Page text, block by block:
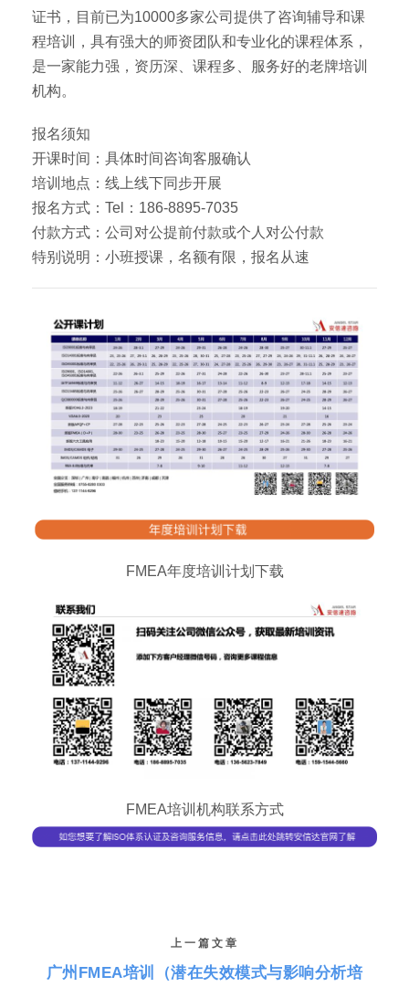
证书，目前已为10000多家公司提供了咨询辅导和课
程培训，具有强大的师资团队和专业化的课程体系，
是一家能力强，资历深、课程多、服务好的老牌培训
机构。
报名须知
开课时间：具体时间咨询客服确认
培训地点：线上线下同步开展
报名方式：Tel：186-8895-7035
付款方式：公司对公提前付款或个人对公付款
特别说明：小班授课，名额有限，报名从速
FMEA年度培训计划下载
FMEA培训机构联系方式
上一篇文章
广州FMEA培训（潜在失效模式与影响分析培